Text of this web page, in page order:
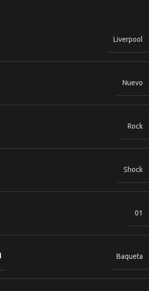
Liverpool
Nuevo
Rock
Shock
01
Baqueta